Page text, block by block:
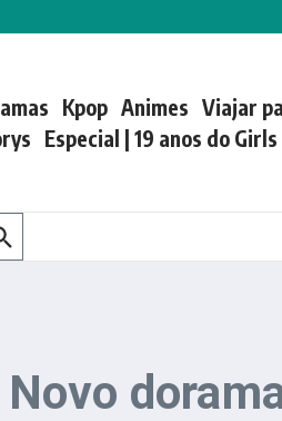
Kpop Animes Viajar
Especial | 19 anos do